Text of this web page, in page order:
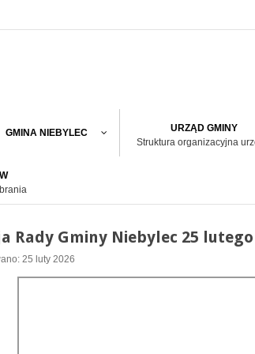
GMINA NIEBYLEC
URZĄD GMINY
Struktura organizacyjna
Rady Gminy Niebylec 25
25 luty 2026